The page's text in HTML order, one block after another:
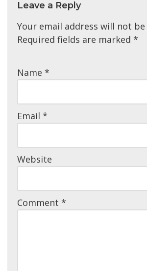
Leave a Reply
Your email address will not
Required fields are marked *
Name *
Email *
Website
Comment *